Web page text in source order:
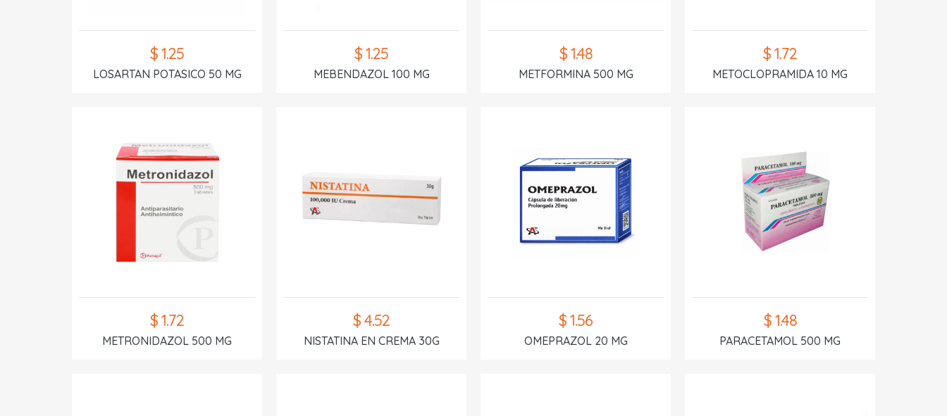
$ 1.25
LOSARTAN POTASICO 50 MG
$ 1.25
MEBENDAZOL 100 MG
$ 1.48
METFORMINA 500 MG
$ 1.72
METOCLOPRAMIDA 10 MG
$ 1.72
METRONIDAZOL 500 MG
$ 4.52
NISTATINA EN CREMA 30G
$ 1.56
OMEPRAZOL 20 MG
$ 1.48
PARACETAMOL 500 MG